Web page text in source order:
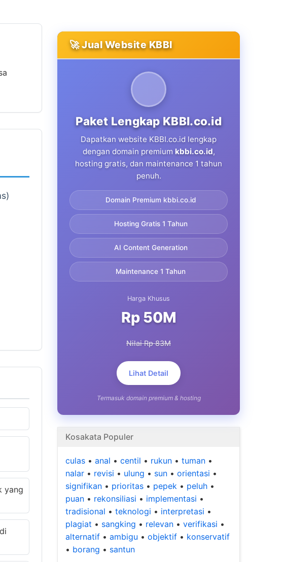
yang
🚀 Jual Website KBBI
Paket Lengkap KBBI.co.id
Dapatkan website KBBI.co.id lengkap
dengan domain premium kbbi.co.id,
hosting gratis, dan maintenance 1 tahun
penuh.
Domain Premium kbbi.co.id
Hosting Gratis 1 Tahun
AI Content Generation
Maintenance 1 Tahun
Harga Khusus
Rp 50M
Nilai Rp 83M
Lihat Detail
Termasuk domain premium & hosting
Kosakata Populer
culas • anal • centil • rukun • tuman •
nalar • revisi • ulung • sun • orientasi •
signifikan • prioritas • pepek • peluh •
puan • rekonsiliasi • implementasi •
tradisional • teknologi • interpretasi •
plagiat • sangking • relevan • verifikasi •
alternatif • ambigu • objektif • konservatif
• borang • santun